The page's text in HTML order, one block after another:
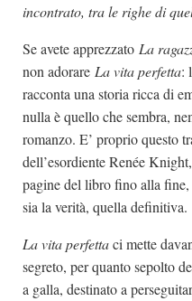
incontrato, tra le righe di
Se avete apprezzato La
non adorare La vita perfetta:
racconta una storia ricca di
nulla è quello che sembra,
romanzo. E’ proprio questo
dell’esordiente Renée
pagine del libro fino alla
sia la verità, quella definitiva.
La vita perfettaci mette
segreto, per quanto sepolto
a galla, destinato a